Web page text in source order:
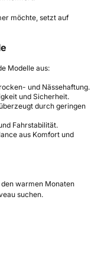
möchte, setzt auf
Modelle aus:
und Nässehaftung.
und Sicherheit.
überzeugt durch geringen
Fahrstabilität.
aus Komfort und
warmen Monaten
suchen.